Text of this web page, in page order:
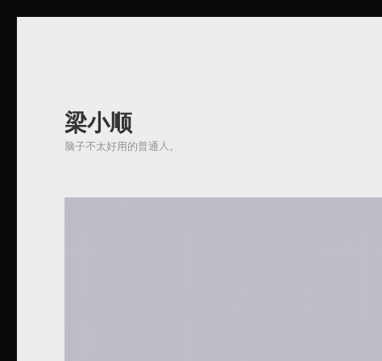
梁小顺
脑子不太好用的普通人。